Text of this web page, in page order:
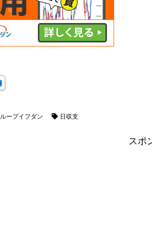
ループイフダン 日収支
スポ